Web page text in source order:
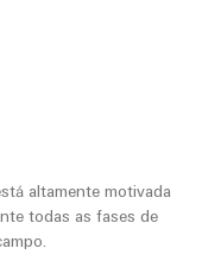
altamente motivada
todas as fases de